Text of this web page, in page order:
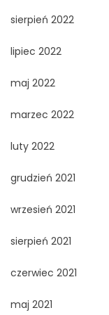
sierpień 2022
lipiec 2022
maj 2022
marzec 2022
luty 2022
grudzień 2021
wrzesień 2021
sierpień 2021
czerwiec 2021
maj 2021